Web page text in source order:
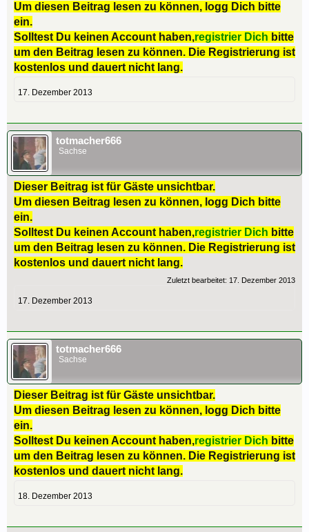
Um diesen Beitrag lesen zu können, logg Dich bitte
ein.
Solltest Du keinen Account haben,registrier Dich bitte
um den Beitrag lesen zu können. Die Registrierung ist
kostenlos und dauert nicht lang.
17. Dezember 2013
totmacher666
Sachse
Dieser Beitrag ist für Gäste unsichtbar.
Um diesen Beitrag lesen zu können, logg Dich bitte
ein.
Solltest Du keinen Account haben,registrier Dich bitte
um den Beitrag lesen zu können. Die Registrierung ist
kostenlos und dauert nicht lang.
Zuletzt bearbeitet: 17. Dezember 2013
17. Dezember 2013
totmacher666
Sachse
Dieser Beitrag ist für Gäste unsichtbar.
Um diesen Beitrag lesen zu können, logg Dich bitte
ein.
Solltest Du keinen Account haben,registrier Dich bitte
um den Beitrag lesen zu können. Die Registrierung ist
kostenlos und dauert nicht lang.
18. Dezember 2013